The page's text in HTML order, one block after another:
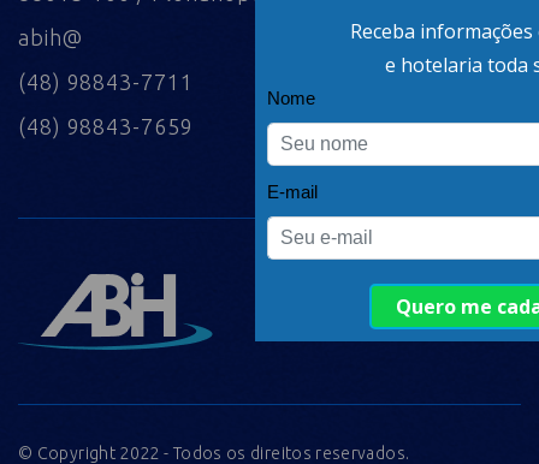
abih@
(48) 98843-7711
(48) 98843-7659
© Copyright 2022 - Todos os direitos reservados.